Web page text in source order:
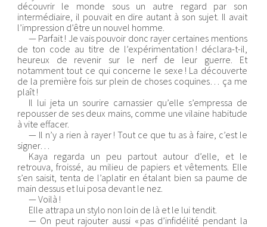
découvrir le monde sous un autre regard par son
intermédiaire, il pouvait en dire autant à son sujet. Il avait
l’impression d’être un nouvel homme.
— Parfait ! Je vais pouvoir donc rayer certaines mentions
de ton code au titre de l’expérimentation ! déclara-t-il,
heureux de revenir sur le nerf de leur guerre. Et
notamment tout ce qui concerne le sexe ! La découverte
de la première fois sur plein de choses coquines… ça me
plaît !
Il lui jeta un sourire carnassier qu’elle s’empressa de
repousser de ses deux mains, comme une vilaine habitude
à vite effacer.
— Il n’y a rien à rayer ! Tout ce que tu as à faire, c’est le
signer…
Kaya regarda un peu partout autour d’elle, et le
retrouva, froissé, au milieu de papiers et vêtements. Elle
s’en saisit, tenta de l’aplatir en étalant bien sa paume de
main dessus et lui posa devant le nez.
— Voilà !
Elle attrapa un stylo non loin de là et le lui tendit.
— On peut rajouter aussi « pas d’infidélité pendant la